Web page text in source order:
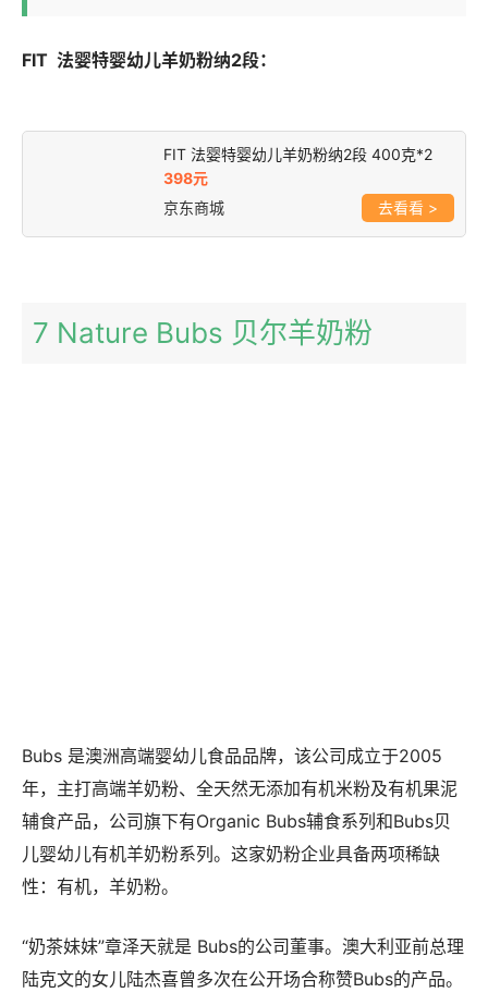
FIT 法婴特婴幼儿羊奶粉纳2段：
FIT 法婴特婴幼儿羊奶粉纳2段 400克*2
398元
京东商城
>
7 Nature Bubs 贝尔羊奶粉
Bubs 是澳洲高端婴幼儿食品品牌，该公司成立于2005
年，主打高端羊奶粉、全天然无添加有机米粉及有机果泥
辅食产品，公司旗下有Organic Bubs辅食系列和Bubs贝
儿婴幼儿有机羊奶粉系列。这家奶粉企业具备两项稀缺
性：有机，羊奶粉。
“奶茶妹妹”章泽天就是 Bubs的公司董事。澳大利亚前总理
陆克文的女儿陆杰喜曾多次在公开场合称赞Bubs的产品。